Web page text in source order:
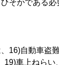
そかである
16)自動車盗
19)車上ねらい